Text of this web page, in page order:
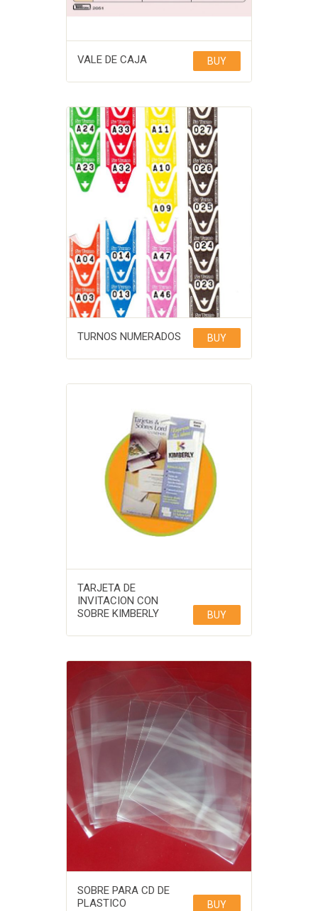
VALE DE CAJA BUY
TURNOS NUMERADOS BUY
TARJETA DE
INVITACION CON
SOBRE KIMBERLY
BUY
SOBRE PARA CD DE
PLASTICO
BUY